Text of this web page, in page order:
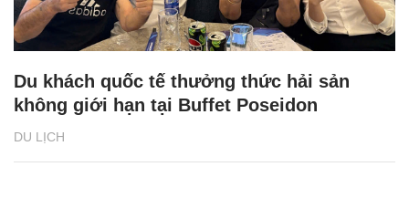
DU LỊCH
Du khách quốc tế thưởng thức hải sản
không giới hạn tại Buffet Poseidon